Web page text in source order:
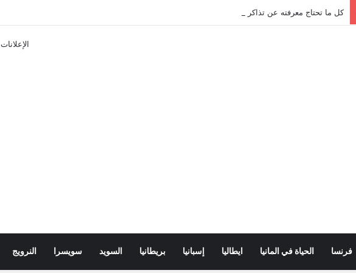
كل ما تحتاج معرفته عن تذاكر ووسائل النقل في باريس 2025
الإعلانات
فرنسا الحياة في المانيا ايطاليا إسبانيا بريطانيا السويد سويسرا النرويج